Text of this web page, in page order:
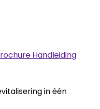
Handleiding
in één